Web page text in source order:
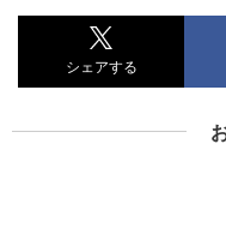
シェアする